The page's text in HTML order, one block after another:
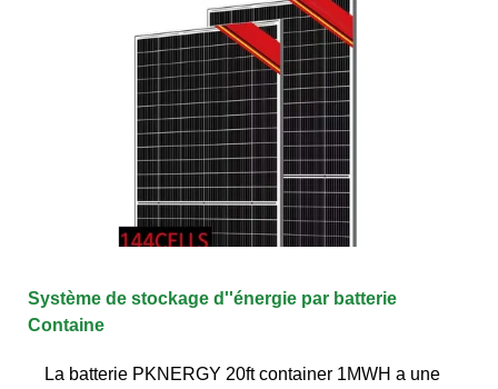
Système de stockage d''énergie par batterie
Containe
La batterie PKNERGY 20ft container 1MWH a une